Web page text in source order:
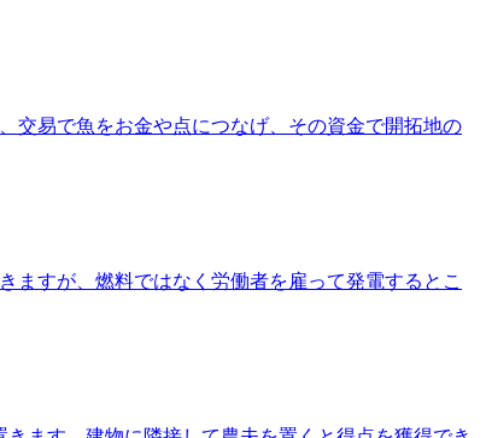
交易で魚をお金や点につなげ、その資金で開拓地の
ますが、燃料ではなく労働者を雇って発電するとこ